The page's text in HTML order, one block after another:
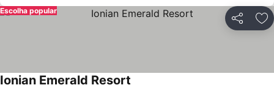
Partilhar
Escolha popular
Ionian Emerald Resort